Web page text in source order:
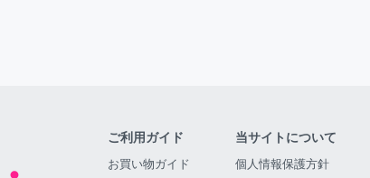
ご利用ガイド
お買い物ガイド
当サイトについて
個人情報保護方針